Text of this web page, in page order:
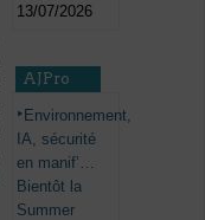
13/07/2026
AJPro
Environnement,
IA, sécurité
en manif’…
Bientôt la
Summer